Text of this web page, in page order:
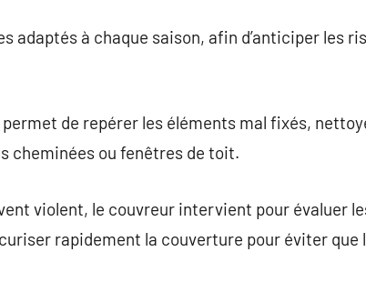
adaptés à chaque saison, afin d’anticiper les
permet de repérer les éléments mal fixés,
cheminées ou fenêtres de toit.
violent, le couvreur intervient pour évaluer
rapidement la couverture pour éviter que